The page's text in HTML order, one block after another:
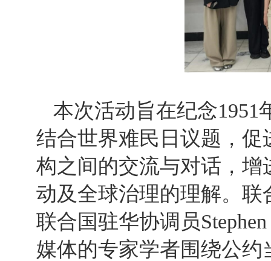
本次活动旨在纪念1951
结合世界难民日议题，
构之间的交流与对话，
动及全球治理的理解。联
联合国驻华协调员
媒体的专家学者围绕公